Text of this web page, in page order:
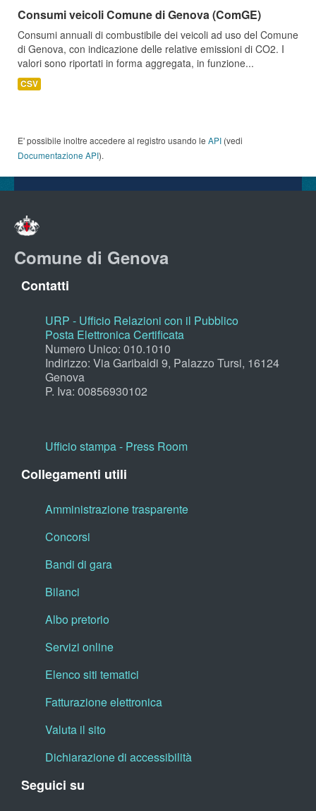
Consumi veicoli Comune di Genova (ComGE)
Consumi annuali di combustibile dei veicoli ad uso del Comune
di Genova, con indicazione delle relative emissioni di CO2. I
valori sono riportati in forma aggregata, in funzione...
CSV
E' possibile inoltre accedere al registro usando le API (vedi
Documentazione API).
Comune di Genova
Contatti
URP - Ufficio Relazioni con il Pubblico
Posta Elettronica Certificata
Numero Unico: 010.1010
Indirizzo: Via Garibaldi 9, Palazzo Tursi, 16124
Genova
P. Iva: 00856930102
Ufficio stampa - Press Room
Collegamenti utili
Amministrazione trasparente
Concorsi
Bandi di gara
Bilanci
Albo pretorio
Servizi online
Elenco siti tematici
Fatturazione elettronica
Valuta il sito
Dichiarazione di accessibilità
Seguici su